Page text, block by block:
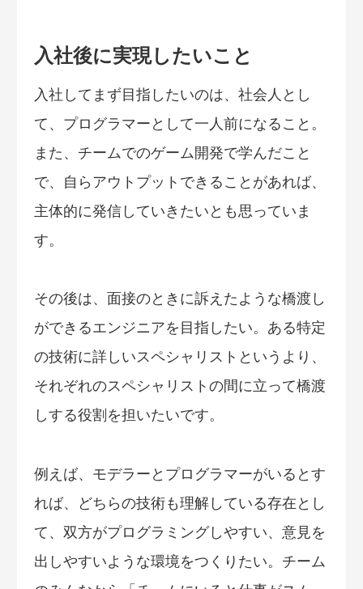
入社後に実現したいこと
入社してまず目指したいのは、社会人とし
て、プログラマーとして一人前になること。
また、チームでのゲーム開発で学んだこと
で、自らアウトプットできることがあれば、
主体的に発信していきたいとも思っていま
す。
その後は、面接のときに訴えたような橋渡し
ができるエンジニアを目指したい。ある特定
の技術に詳しいスペシャリストというより、
それぞれのスペシャリストの間に立って橋渡
しする役割を担いたいです。
例えば、モデラーとプログラマーがいるとす
れば、どちらの技術も理解している存在とし
て、双方がプログラミングしやすい、意見を
出しやすいような環境をつくりたい。チーム